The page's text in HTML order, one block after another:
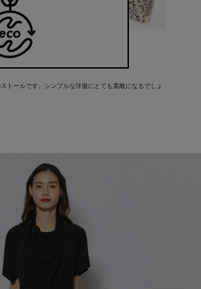
トールです。シンプルな洋服にとても素敵になるでしょ